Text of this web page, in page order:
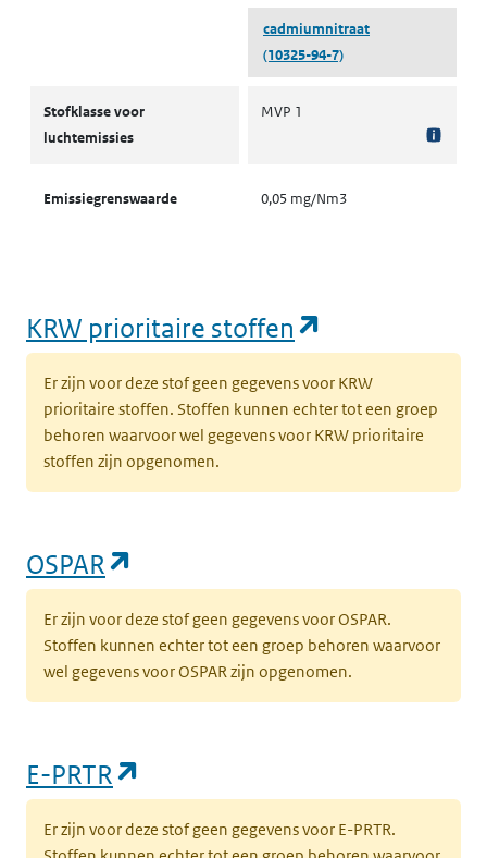
cadmiumnitraat
(10325-94-7)
Stofklasse voor
luchtemissies
MVP 1
Emissiegrenswaarde 0,05 mg/Nm3
KRW prioritaire stoffen
Er zijn voor deze stof geen gegevens voor KRW
prioritaire stoffen. Stoffen kunnen echter tot een groep
behoren waarvoor wel gegevens voor KRW prioritaire
stoffen zijn opgenomen.
OSPAR
Er zijn voor deze stof geen gegevens voor OSPAR.
Stoffen kunnen echter tot een groep behoren waarvoor
wel gegevens voor OSPAR zijn opgenomen.
E-PRTR
Er zijn voor deze stof geen gegevens voor E-PRTR.